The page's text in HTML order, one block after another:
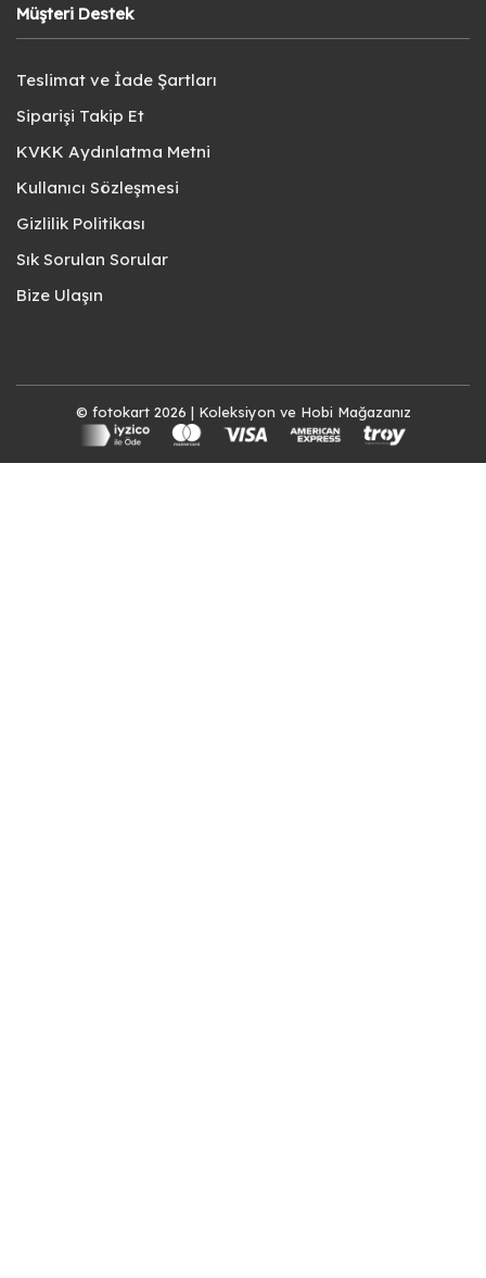
Müşteri Destek
Teslimat ve İade Şartları
Siparişi Takip Et
KVKK Aydınlatma Metni
Kullanıcı Sözleşmesi
Gizlilik Politikası
Sık Sorulan Sorular
Bize Ulaşın
© fotokart 2026 | Koleksiyon ve Hobi Mağazanız